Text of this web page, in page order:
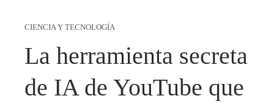
CIENCIA Y TECNOLOGÍA
La herramienta secreta
de IA de YouTube que